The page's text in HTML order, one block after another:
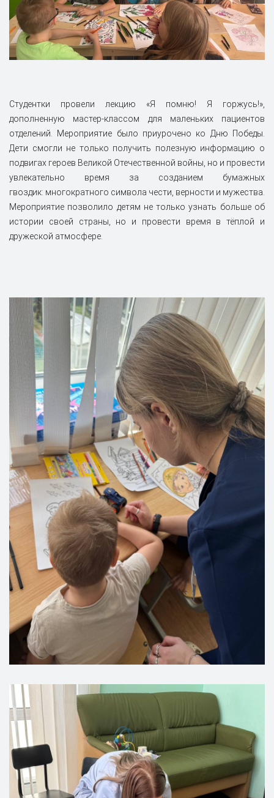
Студентки провели лекцию «Я помню! Я горжусь!»,
дополненную мастер-классом для маленьких пациентов
отделений. Мероприятие было приурочено ко Дню Победы.
Дети смогли не только получить полезную информацию о
подвигах героев Великой Отечественной войны, но и провести
увлекательно время за созданием бумажных
гвоздик: многократного символа чести, верности и мужества.
Мероприятие позволило детям не только узнать больше об
истории своей страны, но и провести время в тёплой и
дружеской атмосфере.